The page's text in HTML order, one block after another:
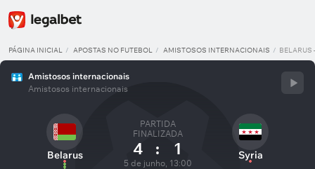
PÁGINA INICIAL APOSTAS NO FUTEBOL AMISTOSOS INTERNACIONAIS
Amistosos internacionais
Amistosos internacionais
Belarus
PARTIDA
FINALIZADA
4 : 1
5 de junho, 13:00
Syria